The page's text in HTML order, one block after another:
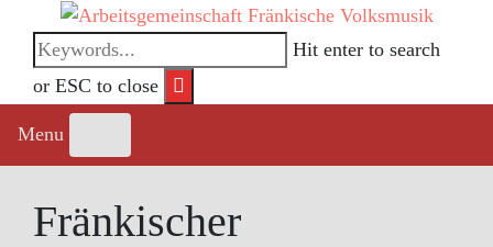
content
Hit enter to search
or ESC to close
Menu
Fränkischer